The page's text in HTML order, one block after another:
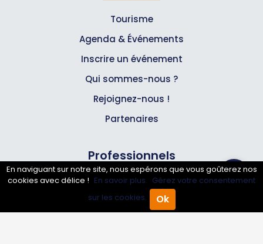
Annuaire Pro Agenda
Tourisme
Agenda & Événements
Inscrire un événement
Qui sommes-nous ?
Rejoignez-nous !
Partenaires
Professionnels
Annuaire pro
Inscrire mon entreprise
En naviguant sur notre site, nous espérons que vous goûterez nos
cookies avec délice ! En savoir plus. Gérez votre consentement
sur les cookies.
Ok